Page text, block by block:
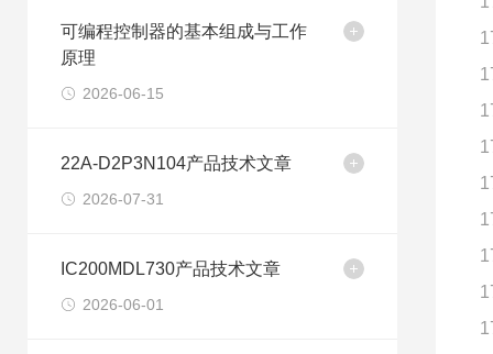
可编程控制器的基本组成与工作
原理
2026-06-15
22A-D2P3N104产品技术文章
2026-07-31
IC200MDL730产品技术文章
2026-06-01